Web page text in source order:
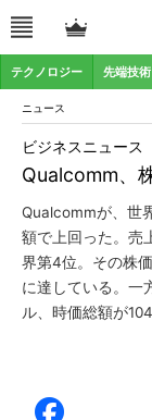
テクノロジー 先端技術
ニュース
Qualcomm、
ビジネスニュース
Qualcommが、世
額で上回った。売
界第4位。その株
に達している。一
ル、時価総額が